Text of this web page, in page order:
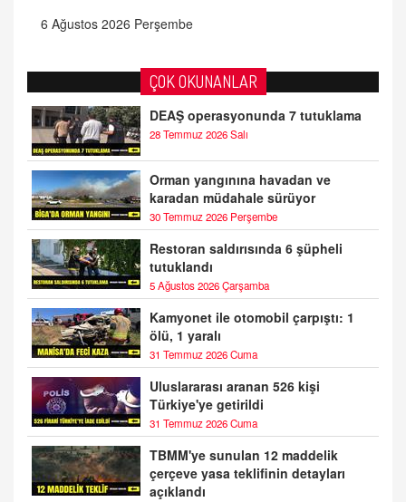
6 Ağustos 2026 Perşembe
ÇOK OKUNANLAR
DEAŞ operasyonunda 7 tutuklama
28 Temmuz 2026 Salı
Orman yangınına havadan ve
karadan müdahale sürüyor
30 Temmuz 2026 Perşembe
Restoran saldırısında 6 şüpheli
tutuklandı
5 Ağustos 2026 Çarşamba
Kamyonet ile otomobil çarpıştı: 1
ölü, 1 yaralı
31 Temmuz 2026 Cuma
Uluslararası aranan 526 kişi
Türkiye'ye getirildi
31 Temmuz 2026 Cuma
TBMM'ye sunulan 12 maddelik
çerçeve yasa teklifinin detayları
açıklandı